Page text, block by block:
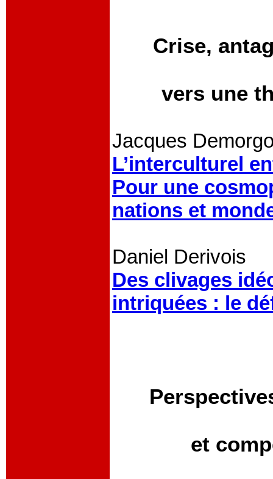
Crise,
vers une
Jacques
L’interculturel
Pour une
nations et
Daniel Derivois
Des clivages
intriquées : le
et